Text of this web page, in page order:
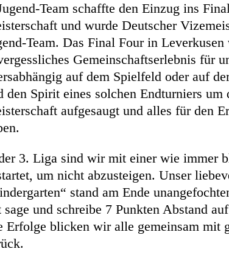
Team schaffte den Einzug ins
und wurde Deutscher
Team. Das Final Four in
Gemeinschaftserlebnis für
auf dem Spielfeld oder auf
den Spirit eines solchen Endturniers um
aufgesaugt und alles für den
3. Liga sind wir mit einer wie immer
um nicht abzusteigen. Unser
stand am Ende
sage und schreibe 7 Punkten Abstand
Erfolge blicken wir alle gemeinsam mit